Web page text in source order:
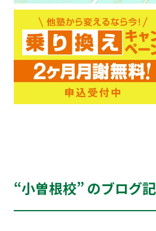
“小曽根校” のブログ